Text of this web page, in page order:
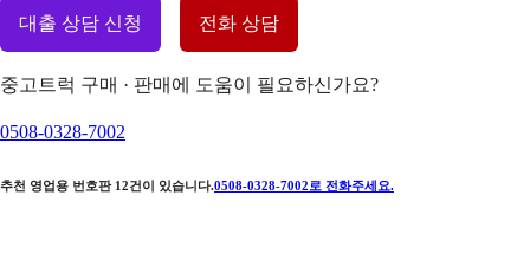
대출 상담 신청 전화 상담
중고트럭 구매 · 판매에 도움이 필요하신가요?
0508-0328-7002
추천 영업용 번호판 12건이 있습니다.0508-0328-7002 로 전화주세요.